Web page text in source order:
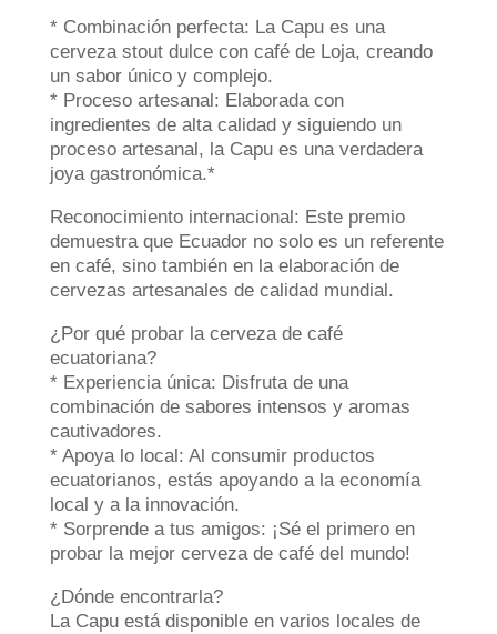
* Combinación perfecta: La Capu es una
cerveza stout dulce con café de Loja, creando
un sabor único y complejo.
* Proceso artesanal: Elaborada con
ingredientes de alta calidad y siguiendo un
proceso artesanal, la Capu es una verdadera
joya gastronómica.*
Reconocimiento internacional: Este premio
demuestra que Ecuador no solo es un referente
en café, sino también en la elaboración de
cervezas artesanales de calidad mundial.
¿Por qué probar la cerveza de café
ecuatoriana?
* Experiencia única: Disfruta de una
combinación de sabores intensos y aromas
cautivadores.
* Apoya lo local: Al consumir productos
ecuatorianos, estás apoyando a la economía
local y a la innovación.
* Sorprende a tus amigos: ¡Sé el primero en
probar la mejor cerveza de café del mundo!
¿Dónde encontrarla?
La Capu está disponible en varios locales de